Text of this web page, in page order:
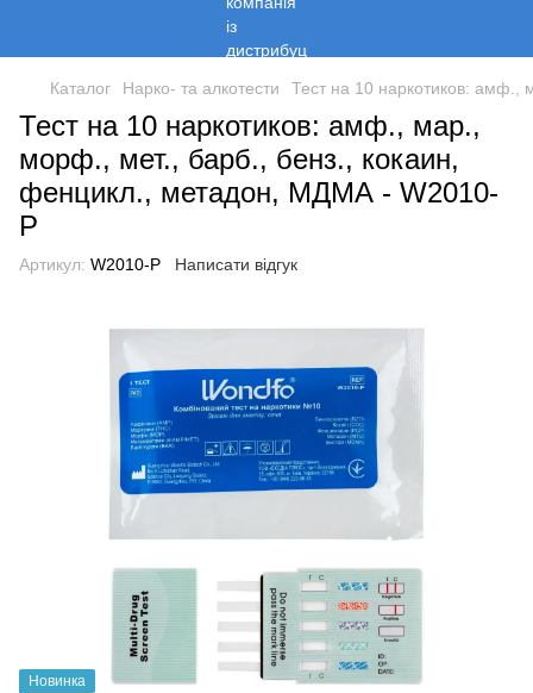
Каталог Нарко- та алкотести Тест на 10 наркотиков:
Тест на 10 наркотиков: амф., мар.,
морф., мет., барб., бенз., кокаин,
фенцикл., метадон, МДМА - W2010-
P
Артикул: W2010-P Написати відгук
Новинка